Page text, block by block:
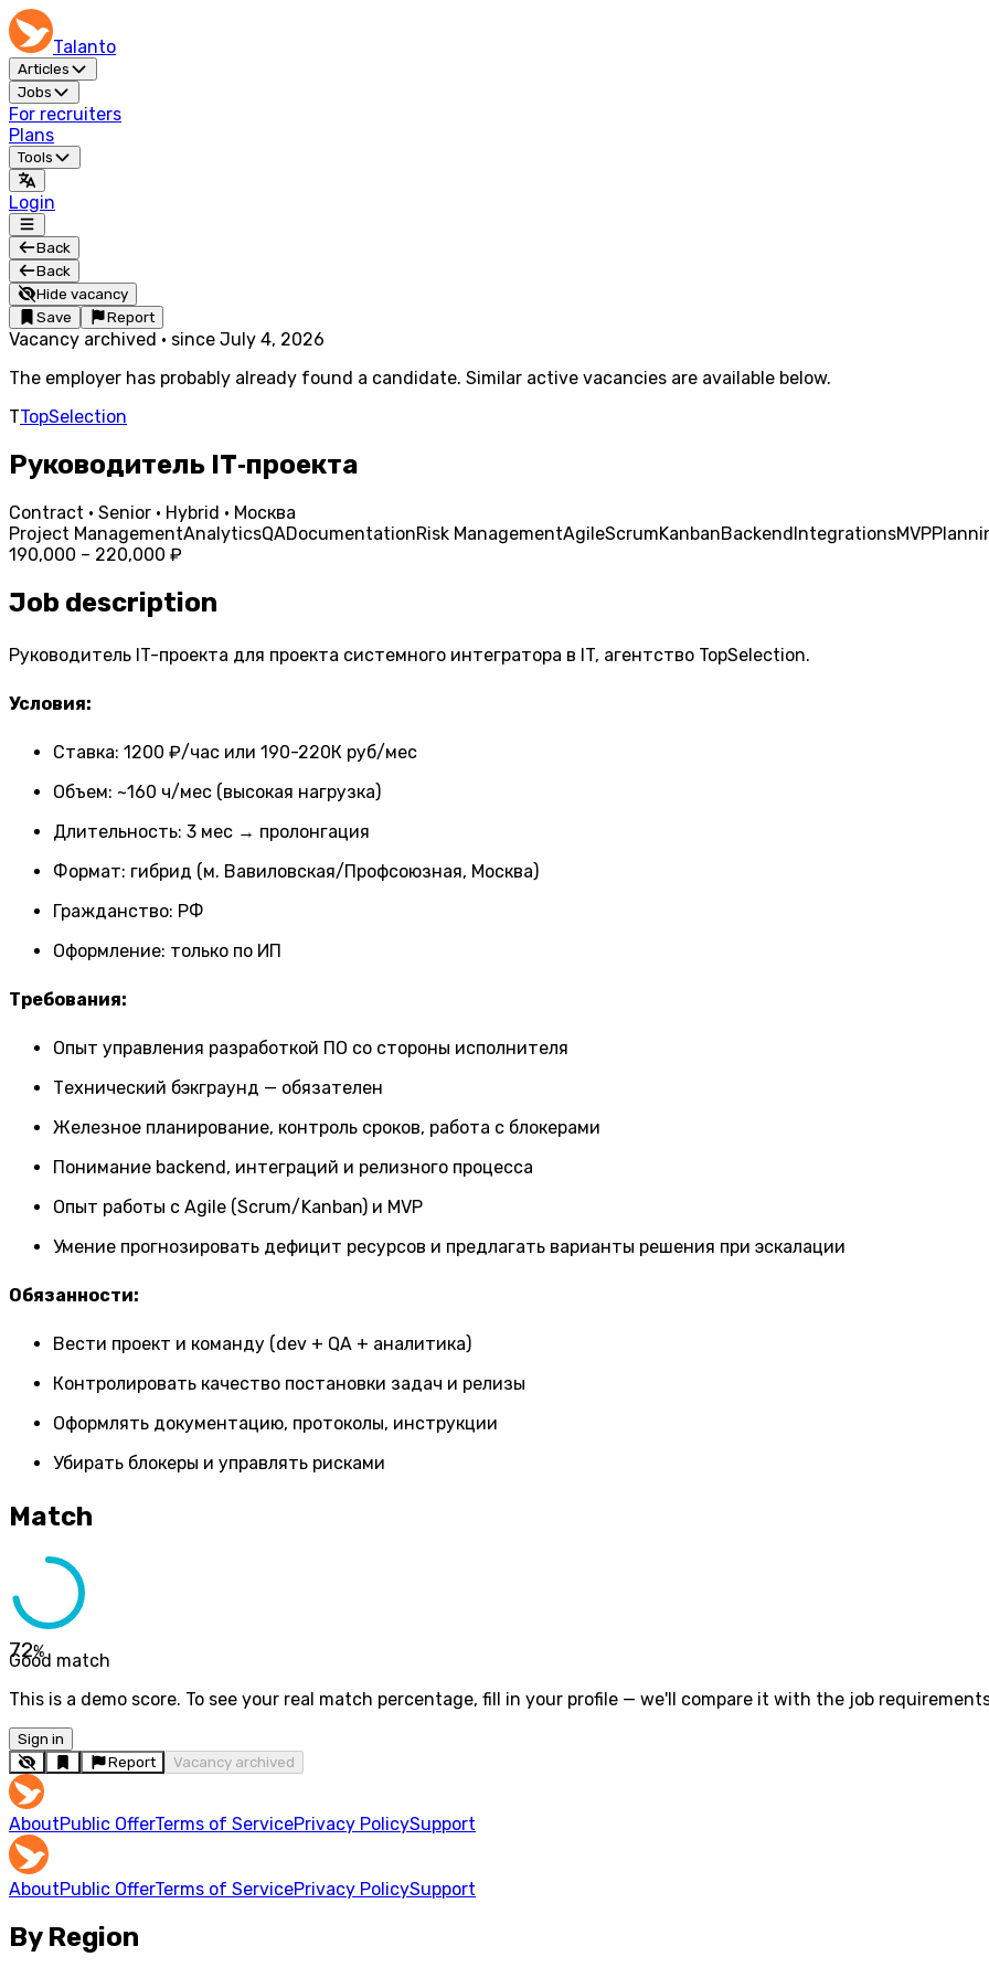
Talanto
Articles
Jobs
For recruiters
Plans
Tools
Login
Back
Back
Hide vacancy
Save
Report
Vacancy archived · since July 4, 2026
The employer has probably already found a candidate. Similar active vacancies are available below.
TTopSelection
Руководитель IT‑проекта
Contract · Senior · Hybrid · Москва
Project ManagementAnalyticsQADocumentationRisk ManagementAgileScrumKanbanBackendIntegrationsMVP
190,000 – 220,000 ₽
Job description
Руководитель IT-проекта для проекта системного интегратора в IT, агентство TopSelection.
Условия:
Ставка: 1200 ₽/час или 190-220К руб/мес
Объем: ~160 ч/мес (высокая нагрузка)
Длительность: 3 мес → пролонгация
Формат: гибрид (м. Вавиловская/Профсоюзная, Москва)
Гражданство: РФ
Оформление: только по ИП
Требования:
Опыт управления разработкой ПО со стороны исполнителя
Технический бэкграунд — обязателен
Железное планирование, контроль сроков, работа с блокерами
Понимание backend, интеграций и релизного процесса
Опыт работы с Agile (Scrum/Kanban) и MVP
Умение прогнозировать дефицит ресурсов и предлагать варианты решения при эскалации
Обязанности:
Вести проект и команду (dev + QA + аналитика)
Контролировать качество постановки задач и релизы
Оформлять документацию, протоколы, инструкции
Убирать блокеры и управлять рисками
Match
72%
Good match
This is a demo score. To see your real match percentage, fill in your profile — we'll compare it with the job
Sign in
Report
Vacancy archived
AboutPublic OfferTerms of ServicePrivacy PolicySupport
AboutPublic OfferTerms of ServicePrivacy PolicySupport
By Region